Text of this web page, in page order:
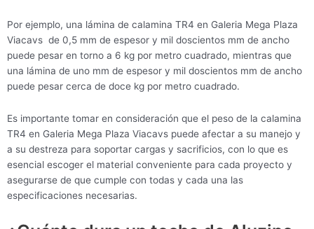
Por ejemplo, una lámina de calamina TR4 en Galeria Mega Plaza
Viacavs de 0,5 mm de espesor y mil doscientos mm de ancho
puede pesar en torno a 6 kg por metro cuadrado, mientras que
una lámina de uno mm de espesor y mil doscientos mm de ancho
puede pesar cerca de doce kg por metro cuadrado.
Es importante tomar en consideración que el peso de la calamina
TR4 en Galeria Mega Plaza Viacavs puede afectar a su manejo y
a su destreza para soportar cargas y sacrificios, con lo que es
esencial escoger el material conveniente para cada proyecto y
asegurarse de que cumple con todas y cada una las
especificaciones necesarias.